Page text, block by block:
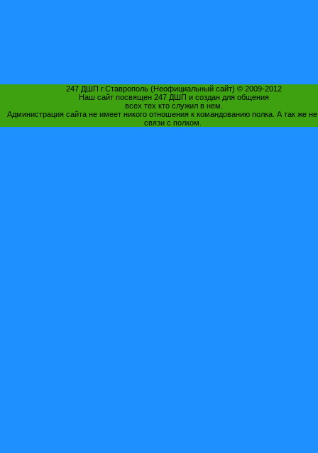
247 ДШП г.Ставрополь (Неофициальный сайт) © 2009-2012
Наш сайт посвящен 247 ДШП и создан для общения
всех тех кто служил в нем.
Администрация сайта не имеет никого отношения к командованию полка. А так же
связи с полком.